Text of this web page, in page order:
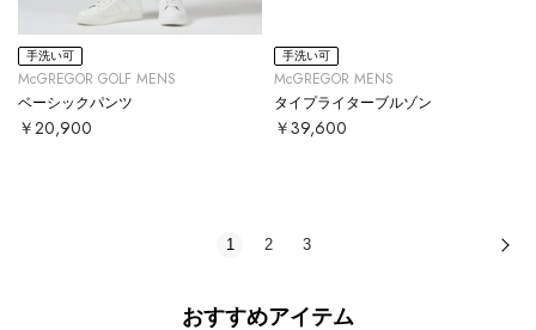
手洗い可
McGREGOR GOLF MENS
ベーシックパンツ
￥20,900
手洗い可
McGREGOR MENS
タイプライターブルゾン
￥39,600
1 2 3
おすすめアイテム